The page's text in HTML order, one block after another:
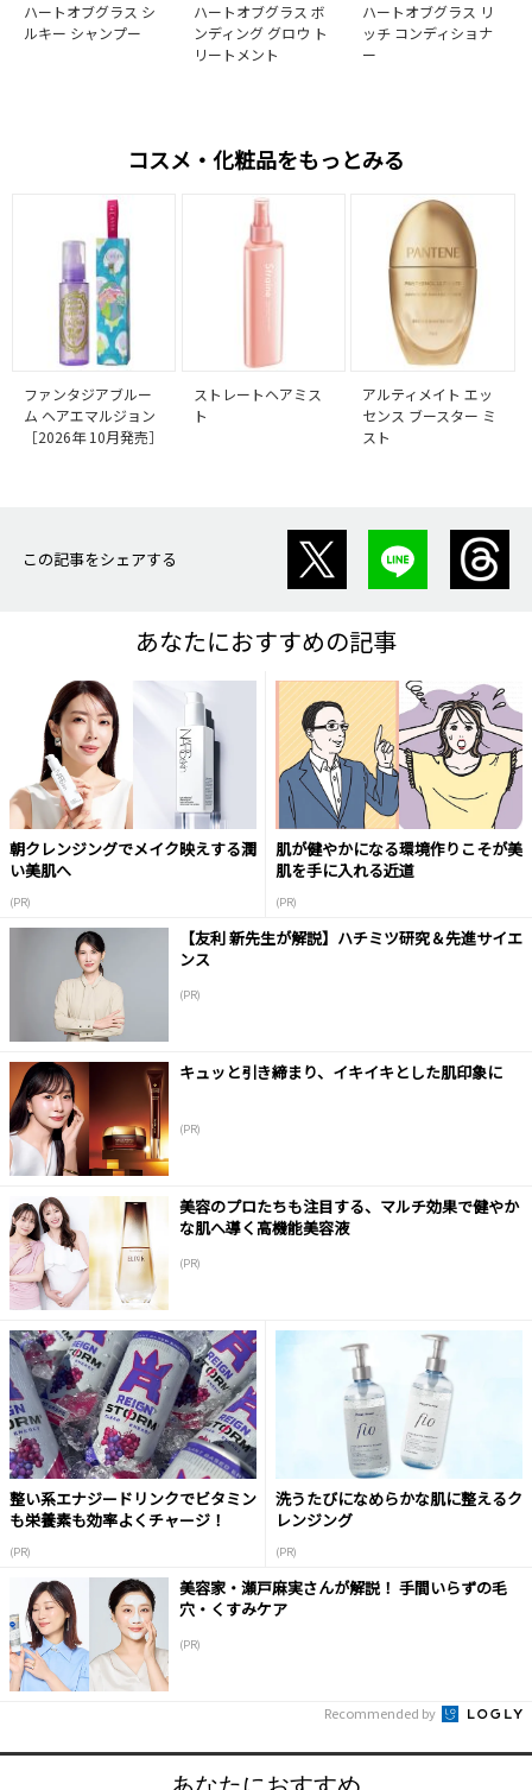
ハートオブグラス シ
ルキー シャンプー
ハートオブグラス ボ
ンディング グロウ ト
リートメント
ハートオブグラス リ
ッチ コンディショナ
ー
コスメ・化粧品をもっとみる
ファンタジアブルー
ム ヘアエマルジョン
［2026年 10月発売］
ストレートヘアミス
ト
アルティメイト エッ
センス ブースター ミ
スト
この記事をシェアする
あなたにおすすめの記事
朝クレンジングでメイク映えする潤
い美肌へ
(PR)
肌が健やかになる環境作りこそが美
肌を手に入れる近道
(PR)
【友利 新先生が解説】ハチミツ研究＆先進サイエ
ンス
(PR)
キュッと引き締まり、イキイキとした肌印象に
(PR)
美容のプロたちも注目する、マルチ効果で健やか
な肌へ導く高機能美容液
(PR)
整い系エナジードリンクでビタミン
も栄養素も効率よくチャージ！
(PR)
洗うたびになめらかな肌に整えるク
レンジング
(PR)
美容家・瀬戸麻実さんが解説！ 手間いらずの毛
穴・くすみケア
(PR)
Recommended by